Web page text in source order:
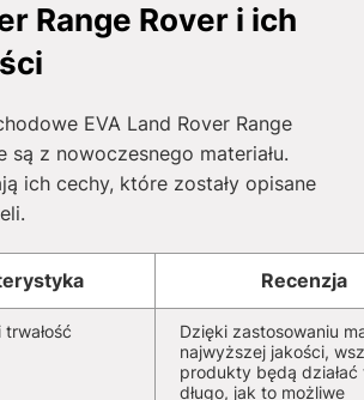
Range Rover i ich
EVA Land Rover Range
są z nowoczesnego materiału.
ich cechy, które zostały opisane
Recenzja
Dzięki zastosowaniu
najwyższej jakości,
produkty będą działać
długo, jak to możliwe